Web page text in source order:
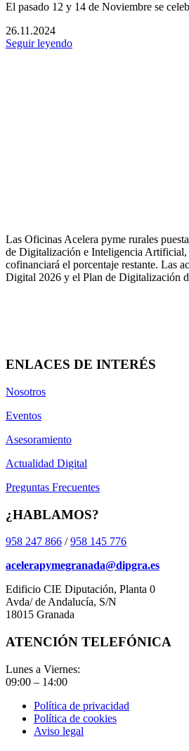
El pasado 12 y 14 de Noviembre se
26.11.2024
Seguir leyendo
Las Oficinas Acelera pyme rurales
de Digitalización e Inteligencia Artificial,
cofinanciará el porcentaje restante. Las
Digital 2026 y el Plan de Digitalización
ENLACES DE INTERÉS
Nosotros
Eventos
Asesoramiento
Actualidad Digital
Preguntas Frecuentes
¿HABLAMOS?
958 247 866 /958 145 776
acelerapymegranada@dipgra.es
Edificio CIE Diputación, Planta 0
Avda/ de Andalucía, S/N
18015 Granada
ATENCIÓN TELEFÓNICA
Lunes a Viernes:
09:00 – 14:00
Política de privacidad
Política de cookies
Aviso legal